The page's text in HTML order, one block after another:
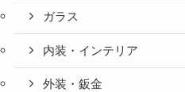
ガラス
内装・インテリア
外装・鈑金